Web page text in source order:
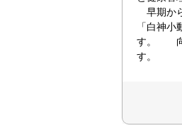
早期か
「白神
す。 向
す。 変